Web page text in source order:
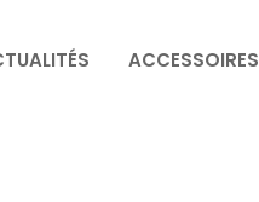
ACCESSOIRES